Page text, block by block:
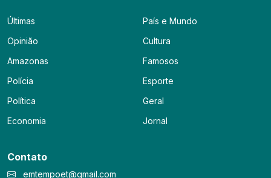
Últimas
Opinião
Amazonas
Polícia
Política
Economia
País e Mundo
Cultura
Famosos
Esporte
Geral
Jornal
Contato
emtempoet@gmail.com